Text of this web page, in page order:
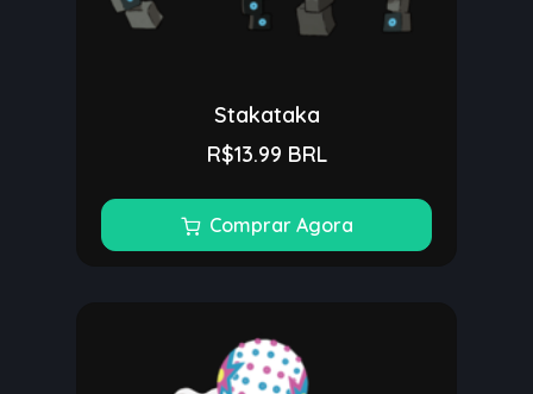
Stakataka
R$13.99 BRL
Comprar Agora